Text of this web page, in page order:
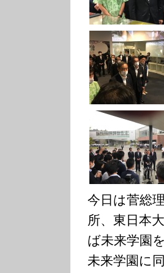
今日は菅総
所、東日本
ば未来学園
未来学園に